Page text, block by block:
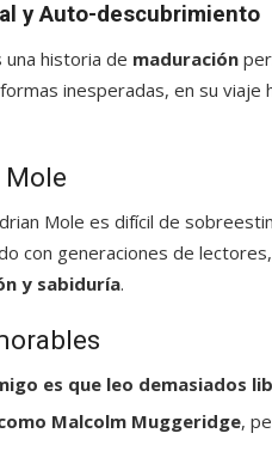
y Auto-descubrimiento
una historia de maduración
inesperadas, en su viaje
Mole
Mole es difícil de
con generaciones de
y sabiduría.
es que leo demasiados
Malcolm Muggeridge,